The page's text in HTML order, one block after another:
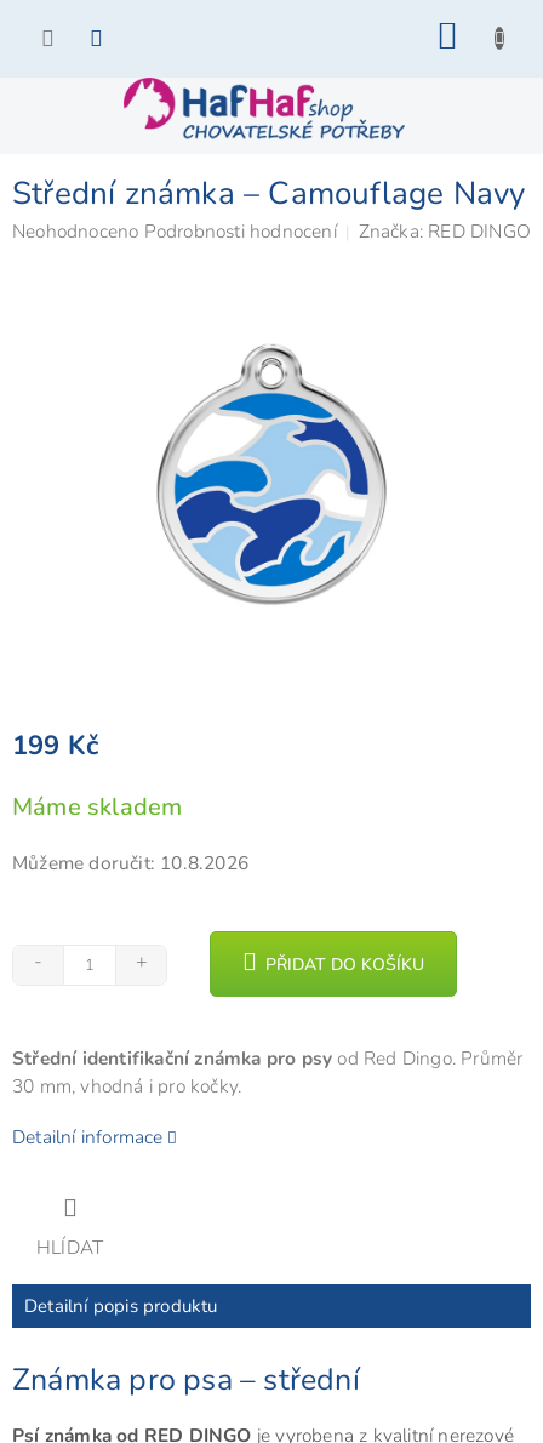
Střední známka – Camouflage Navy
Průměrné
Neohodnoceno Podrobnosti hodnocení Značka: RED DINGO
199 Kč
Měrná
cena:
Máme skladem
Můžeme doručit: 10.8.2026
PŘIDAT DO KOŠÍKU
Střední identifikační známka pro psyod Red Dingo. Průměr
30 mm, vhodná i pro kočky.
Detailní informace
HLÍDAT
Detailní popis produktu
Známka pro psa – střední
Psí známka od RED DINGO je vyrobena z kvalitní nerezové